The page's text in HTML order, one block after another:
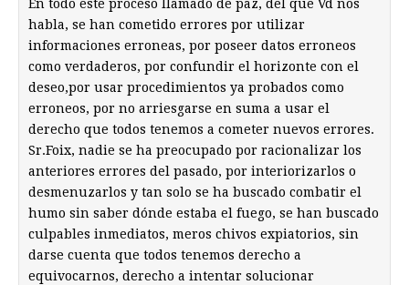
En todo este proceso llamado de paz, del que Vd nos
habla, se han cometido errores por utilizar
informaciones erroneas, por poseer datos erroneos
como verdaderos, por confundir el horizonte con el
deseo,por usar procedimientos ya probados como
erroneos, por no arriesgarse en suma a usar el
derecho que todos tenemos a cometer nuevos errores.
Sr.Foix, nadie se ha preocupado por racionalizar los
anteriores errores del pasado, por interiorizarlos o
desmenuzarlos y tan solo se ha buscado combatir el
humo sin saber dónde estaba el fuego, se han buscado
culpables inmediatos, meros chivos expiatorios, sin
darse cuenta que todos tenemos derecho a
equivocarnos, derecho a intentar solucionar